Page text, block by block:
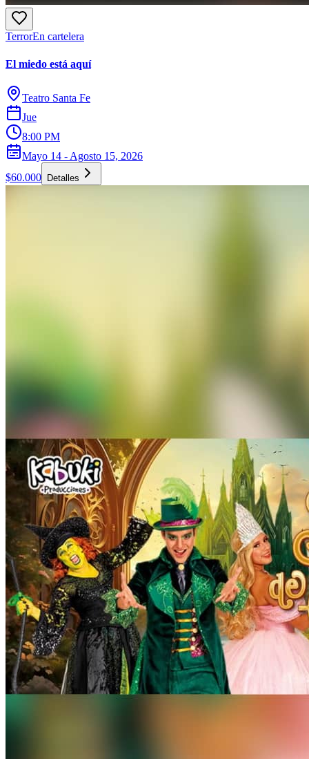
TerrorEn cartelera
El miedo está aquí
Teatro Santa Fe
Jue
8:00 PM
Mayo 14 - Agosto 15, 2026
$60.000
Detalles